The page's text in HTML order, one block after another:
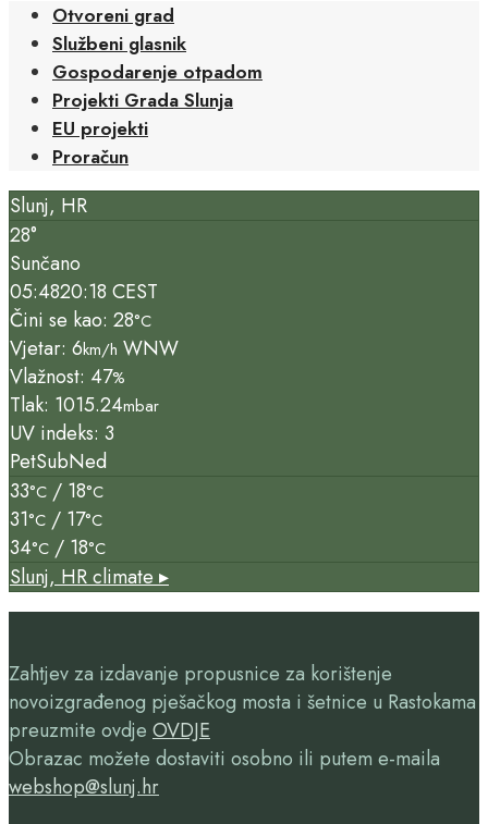
Otvoreni grad
Službeni glasnik
Gospodarenje otpadom
Projekti Grada Slunja
EU projekti
Proračun
Slunj, HR
28°
Sunčano
05:4820:18 CEST
Čini se kao: 28°C
Vjetar: 6km/h WNW
Vlažnost: 47%
Tlak: 1015.24mbar
UV indeks: 3
PetSubNed
33°C / 18°C
31°C / 17°C
34°C / 18°C
Slunj, HRclimate ▸
Zahtjev za izdavanje propusnice za korištenje
novoizgrađenog pješačkog mosta i šetnice u Rastokama
preuzmite ovdje OVDJE
Obrazac možete dostaviti osobno ili putem e-maila
webshop@slunj.hr